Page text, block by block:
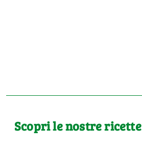
Scopri le nostre ricette